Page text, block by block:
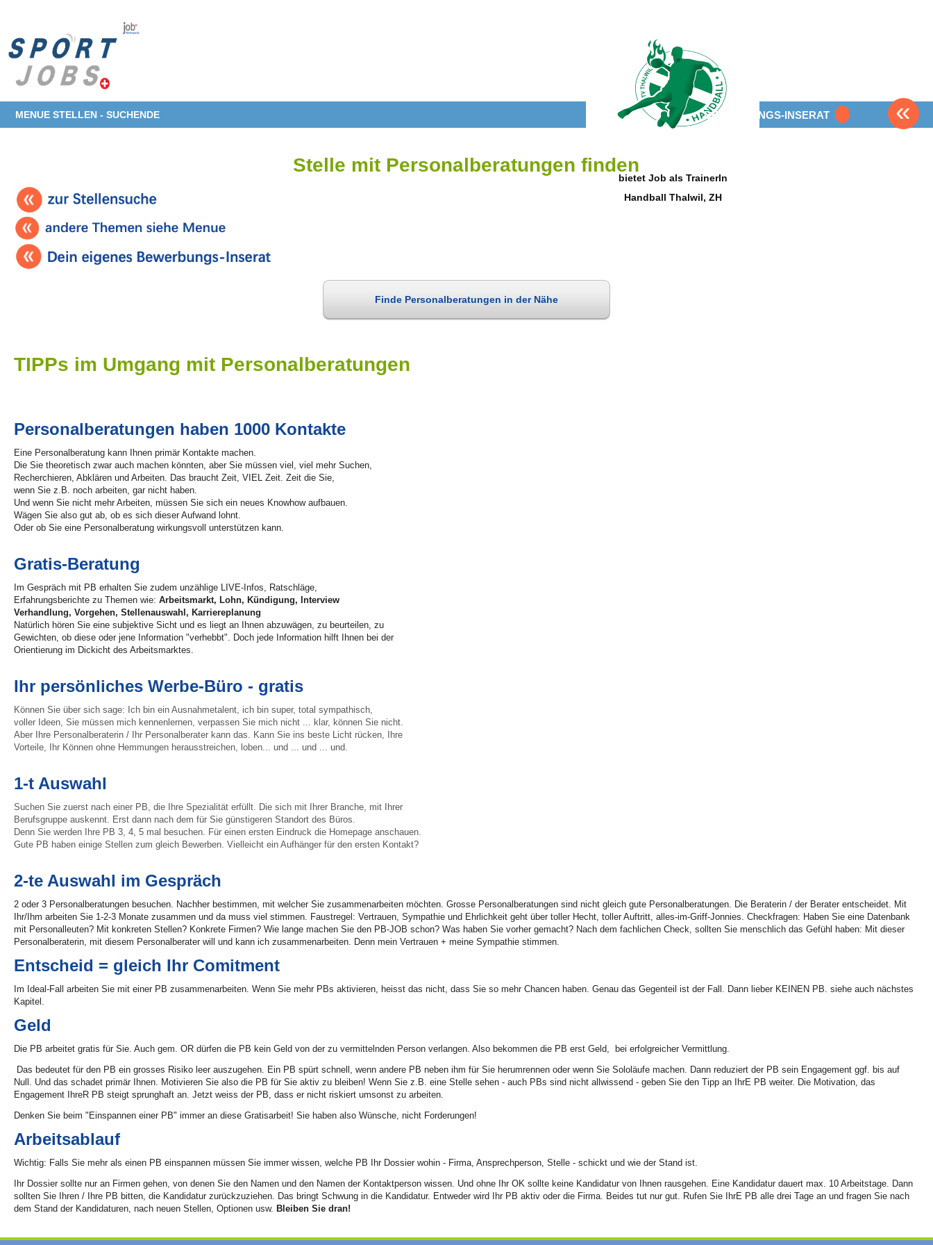
bietet Job als TrainerIn
Handball Thalwil, ZH
MENUE STELLEN - SUCHENDE BEWERBUNGS-INSERAT «
Stelle mit Personalberatungen finden
Finde Personalberatungen in der Nähe
TIPPs im Umgang mit Personalberatungen
Personalberatungen haben 1000 Kontakte
Eine Personalberatung kann Ihnen primär Kontakte machen.
Die Sie theoretisch zwar auch machen könnten, aber Sie müssen viel, viel mehr Suchen,
Recherchieren, Abklären und Arbeiten. Das braucht Zeit, VIEL Zeit. Zeit die Sie,
wenn Sie z.B. noch arbeiten, gar nicht haben.
Und wenn Sie nicht mehr Arbeiten, müssen Sie sich ein neues Knowhow aufbauen.
Wägen Sie also gut ab, ob es sich dieser Aufwand lohnt.
Oder ob Sie eine Personalberatung wirkungsvoll unterstützen kann.
Gratis-Beratung
Im Gespräch mit PB erhalten Sie zudem unzählige LIVE-Infos, Ratschläge,
Erfahrungsberichte zu Themen wie:Arbeitsmarkt, Lohn, Kündigung, Interview
Verhandlung, Vorgehen, Stellenauswahl, Karriereplanung
Natürlich hören Sie eine subjektive Sicht und es liegt an Ihnen abzuwägen, zu beurteilen, zu
Gewichten, ob diese oder jene Information "verhebbt". Doch jede Information hilft Ihnen bei der
Orientierung im Dickicht des Arbeitsmarktes.
Ihr persönliches Werbe-Büro - gratis
Können Sie über sich sage: Ich bin ein Ausnahmetalent, ich bin super, total sympathisch,
voller Ideen, Sie müssen mich kennenlernen, verpassen Sie mich nicht ... klar, können Sie nicht.
Aber Ihre Personalberaterin / Ihr Personalberater kann das. Kann Sie ins beste Licht rücken, Ihre
Vorteile, Ihr Können ohne Hemmungen herausstreichen, loben... und ... und ... und.
1-t Auswahl
Suchen Sie zuerst nach einer PB, die Ihre Spezialität erfüllt. Die sich mit Ihrer Branche, mit Ihrer
Berufsgruppe auskennt. Erst dann nach dem für Sie günstigeren Standort des Büros.
Denn Sie werden Ihre PB 3, 4, 5 mal besuchen. Für einen ersten Eindruck die Homepage anschauen.
Gute PB haben einige Stellen zum gleich Bewerben. Vielleicht ein Aufhänger für den ersten Kontakt?
2-te Auswahl im Gespräch
2 oder 3 Personalberatungen besuchen. Nachher bestimmen, mit welcher Sie zusammenarbeiten möchten. Grosse Personalberatungen sind nicht gleich gute Personalberatungen. Die Beraterin / der Berater entscheidet. Mit
Ihr/Ihm arbeiten Sie 1-2-3 Monate zusammen und da muss viel stimmen. Faustregel: Vertrauen, Sympathie und Ehrlichkeit geht über toller Hecht, toller Auftritt, alles-im-Griff-Jonnies. Checkfragen: Haben Sie eine Datenbank
mit Personalleuten? Mit konkreten Stellen? Konkrete Firmen? Wie lange machen Sie den PB-JOB schon? Was haben Sie vorher gemacht? Nach dem fachlichen Check, sollten Sie menschlich das Gefühl haben: Mit dieser
Personalberaterin, mit diesem Personalberater will und kann ich zusammenarbeiten. Denn mein Vertrauen + meine Sympathie stimmen.
Entscheid = gleich Ihr Comitment
Im Ideal-Fall arbeiten Sie mit einer PB zusammenarbeiten. Wenn Sie mehr PBs aktivieren, heisst das nicht, dass Sie so mehr Chancen haben. Genau das Gegenteil ist der Fall. Dann lieber KEINEN PB. siehe auch nächstes
Kapitel.
Geld
Die PB arbeitet gratis für Sie. Auch gem. OR dürfen die PB kein Geld von der zu vermittelnden Person verlangen. Also bekommen die PB erst Geld, bei erfolgreicher Vermittlung.
Das bedeutet für den PB ein grosses Risiko leer auszugehen. Ein PB spürt schnell, wenn andere PB neben ihm für Sie herumrennen oder wenn Sie Sololäufe machen. Dann reduziert der PB sein Engagement ggf. bis auf
Null. Und das schadet primär Ihnen. Motivieren Sie also die PB für Sie aktiv zu bleiben! Wenn Sie z.B. eine Stelle sehen - auch PBs sind nicht allwissend - geben Sie den Tipp an IhrE PB weiter. Die Motivation, das
Engagement IhreR PB steigt sprunghaft an. Jetzt weiss der PB, dass er nicht riskiert umsonst zu arbeiten.
Denken Sie beim "Einspannen einer PB" immer an diese Gratisarbeit! Sie haben also Wünsche, nicht Forderungen!
Arbeitsablauf
Wichtig: Falls Sie mehr als einen PB einspannen müssen Sie immer wissen, welche PB Ihr Dossier wohin - Firma, Ansprechperson, Stelle - schickt und wie der Stand ist.
Ihr Dossier sollte nur an Firmen gehen, von denen Sie den Namen und den Namen der Kontaktperson wissen. Und ohne Ihr OK sollte keine Kandidatur von Ihnen rausgehen. Eine Kandidatur dauert max. 10 Arbeitstage. Dann
sollten Sie Ihren / Ihre PB bitten, die Kandidatur zurückzuziehen. Das bringt Schwung in die Kandidatur. Entweder wird Ihr PB aktiv oder die Firma. Beides tut nur gut. Rufen Sie IhrE PB alle drei Tage an und fragen Sie nach
dem Stand der Kandidaturen, nach neuen Stellen, Optionen usw. Bleiben Sie dran!